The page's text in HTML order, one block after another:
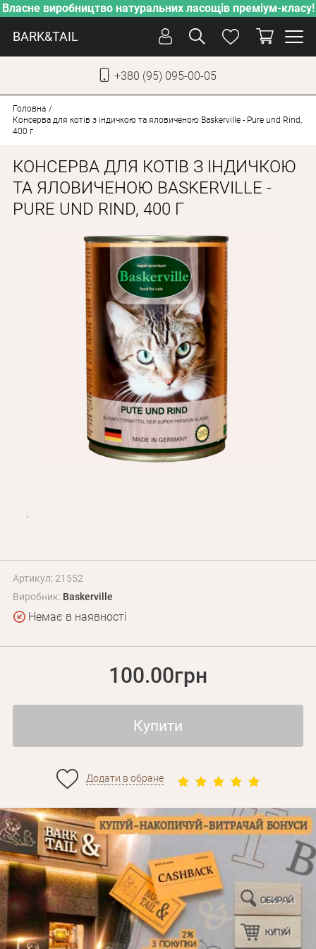
Власне виробництво натуральних ласощів преміум-класу!
BARK&TAIL
+380 (95) 095-00-05
КОТИ
ВІД СПЕКИ
ВЛАСНЕ ВИРОБНИЦТВО
НОВИНКИ
АКЦІЇ
БЛОГ
Оплата і доставка
Програма лояльності
Про Нас
Оптовим клієнтам
Контакти
+380 (95) 095-00-05
Головна
Консерва для котів з індичкою та яловиченою Baskerville - Pure und Rind,
400 г
КОНСЕРВА ДЛЯ КОТІВ З ІНДИЧКОЮ
ТА ЯЛОВИЧЕНОЮ BASKERVILLE -
PURE UND RIND, 400 Г
Артикул: 21552
Виробник: Baskerville
Немає в наявності
100.00грн
Купити
Додати в обране
Особисті дані